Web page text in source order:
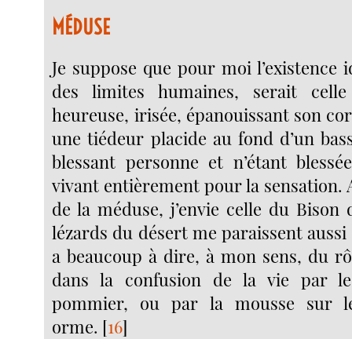
MÉDUSE
Je suppose que pour moi l’existence
des limites humaines, serait celle
heureuse, irisée, épanouissant son
une tiédeur placide au fond d’un
blessant personne et n’étant
vivant entièrement pour la sensation.
de la méduse, j’envie celle du Bison
lézards du désert me paraissent
a beaucoup à dire, à mon sens, du
dans la confusion de la vie par
pommier, ou par la mousse sur
orme. [16]